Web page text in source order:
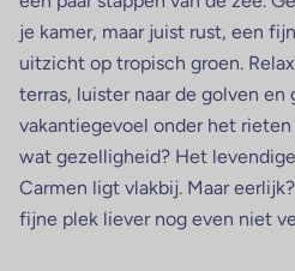
je kamer, maar juist rust, een
uitzicht op tropisch groen.
terras, luister naar de golven
vakantiegevoel onder het rieten
wat gezelligheid? Het
Carmen ligt vlakbij. Maar
fijne plek liever nog even niet